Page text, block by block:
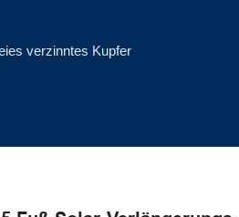
verzinntes Kupfer